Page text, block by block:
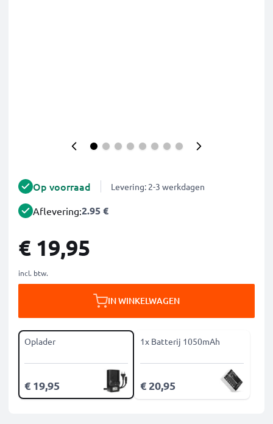
Op voorraad Levering: 2-3 werkdagen
Aflevering:2.95 €
€ 19,95
incl. btw.
IN WINKELWAGEN
Oplader
€ 19,95
1x Batterij 1050mAh
€ 20,95